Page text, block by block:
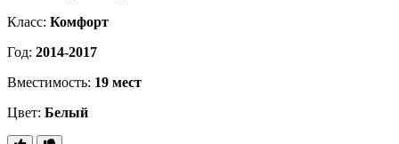
Класс: Комфорт
Год: 2014-2017
Вместимость: 19 мест
Цвет: Белый